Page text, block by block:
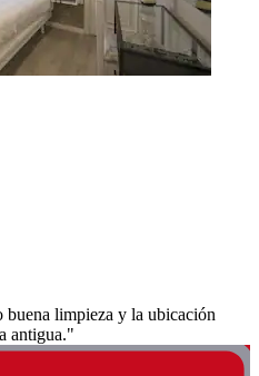
buena limpieza y la ubicación
antigua."